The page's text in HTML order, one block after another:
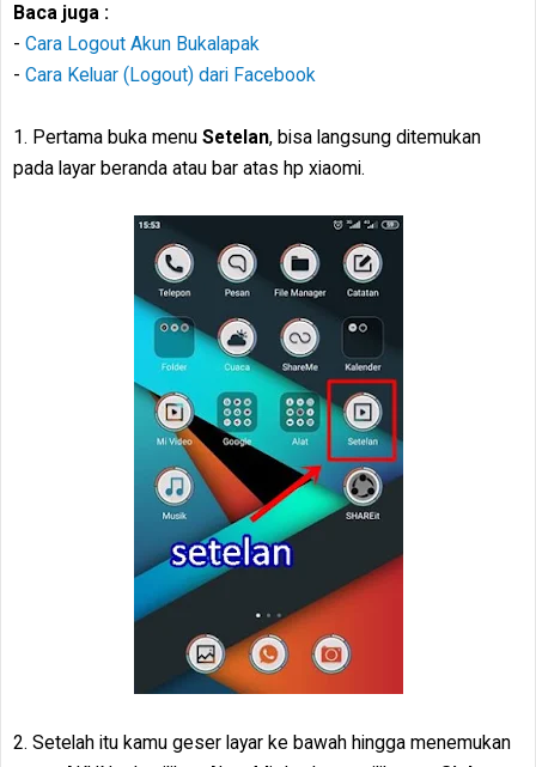
Baca juga :
- Cara Logout Akun Bukalapak
- Cara Keluar (Logout) dari Facebook
1. Pertama buka menu Setelan, bisa langsung ditemukan
pada layar beranda atau bar atas hp xiaomi.
2. Setelah itu kamu geser layar ke bawah hingga menemukan